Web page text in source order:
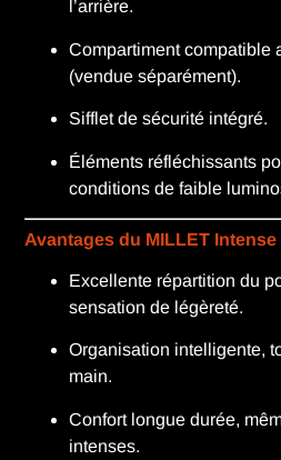
l’arrière.
Compartiment compatible
(vendue séparément).
Sifflet de sécurité intégré.
Éléments réfléchissants
conditions de faible
Avantages du MILLET Intense
Excellente répartition du
sensation de légèreté.
Organisation intelligente,
main.
Confort longue durée,
intenses.